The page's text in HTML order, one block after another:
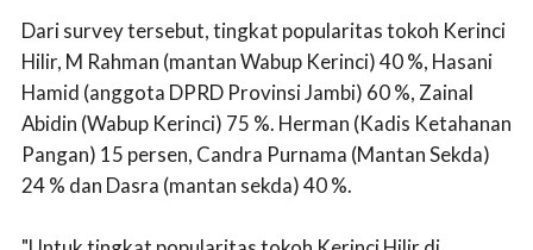
Dari survey tersebut, tingkat popularitas tokoh Kerinci
Hilir, M Rahman (mantan Wabup Kerinci) 40 %, Hasani
Hamid (anggota DPRD Provinsi Jambi) 60 %, Zainal
Abidin (Wabup Kerinci) 75 %. Herman (Kadis Ketahanan
Pangan) 15 persen, Candra Purnama (Mantan Sekda)
24 % dan Dasra (mantan sekda) 40 %.